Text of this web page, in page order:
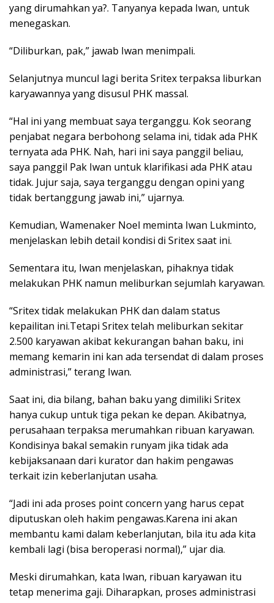
yang dirumahkan ya?. Tanyanya kepada Iwan, untuk
menegaskan.
“Diliburkan, pak,” jawab Iwan menimpali.
Selanjutnya muncul lagi berita Sritex terpaksa liburkan
karyawannya yang disusul PHK massal.
“Hal ini yang membuat saya terganggu. Kok seorang
penjabat negara berbohong selama ini, tidak ada PHK
ternyata ada PHK. Nah, hari ini saya panggil beliau,
saya panggil Pak Iwan untuk klarifikasi ada PHK atau
tidak. Jujur saja, saya terganggu dengan opini yang
tidak bertanggung jawab ini,” ujarnya.
Kemudian, Wamenaker Noel meminta Iwan Lukminto,
menjelaskan lebih detail kondisi di Sritex saat ini.
Sementara itu, Iwan menjelaskan, pihaknya tidak
melakukan PHK namun meliburkan sejumlah karyawan.
“Sritex tidak melakukan PHK dan dalam status
kepailitan ini.Tetapi Sritex telah meliburkan sekitar
2.500 karyawan akibat kekurangan bahan baku, ini
memang kemarin ini kan ada tersendat di dalam proses
administrasi,” terang Iwan.
Saat ini, dia bilang, bahan baku yang dimiliki Sritex
hanya cukup untuk tiga pekan ke depan. Akibatnya,
perusahaan terpaksa merumahkan ribuan karyawan.
Kondisinya bakal semakin runyam jika tidak ada
kebijaksanaan dari kurator dan hakim pengawas
terkait izin keberlanjutan usaha.
“Jadi ini ada proses point concern yang harus cepat
diputuskan oleh hakim pengawas.Karena ini akan
membantu kami dalam keberlanjutan, bila itu ada kita
kembali lagi (bisa beroperasi normal),” ujar dia.
Meski dirumahkan, kata Iwan, ribuan karyawan itu
tetap menerima gaji. Diharapkan, proses administrasi